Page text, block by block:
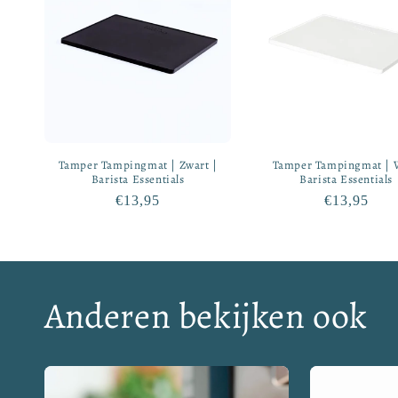
Tamper Tampingmat | Zwart |
Barista Essentials
Normale
€13,95
Tamper Tampingmat |
Barista Essentials
Normale
€13,95
Anderen bekijken ook